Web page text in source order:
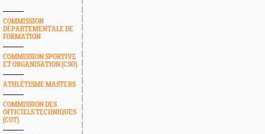
COMMISSION
DÉPARTEMENTALE DE
FORMATION
COMMISSION SPORTIVE
ET ORGANISATION (CSO)
ATHLÉTISME MASTERS
COMMISSION DES
OFFICIELS TECHNIQUES
(COT)